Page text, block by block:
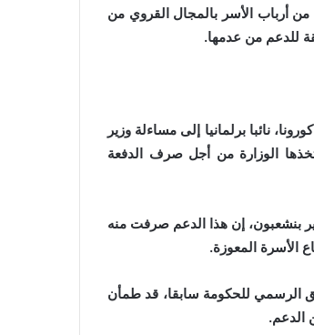
من أرباب الأسر بالمجال القروي من
للدعم من عدمها.
نائبا برلمانيا إلى مساءلة وزير
الوزارة من أجل صرف الدفعة
بنشعبون، إن هذا الدعم صرفت منه
الأسرة المعوزة.
الرسمي للحكومة سابقا، قد طمأن
الدعم.